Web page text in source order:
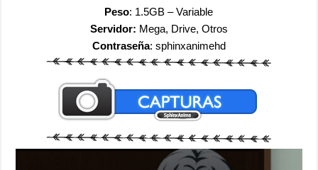
Peso: 1.5GB – Variable
Servidor: Mega, Drive, Otros
Contraseña: sphinxanimehd